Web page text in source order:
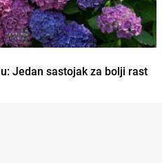
Jedan sastojak za bolji rast